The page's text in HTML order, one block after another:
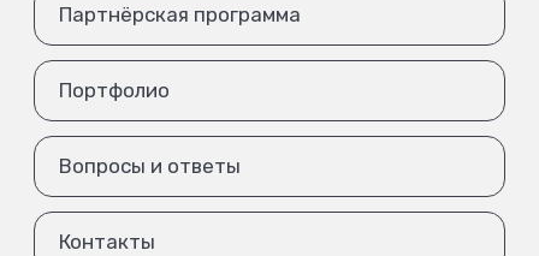
Партнёрская программа
Портфолио
Вопросы и ответы
Контакты